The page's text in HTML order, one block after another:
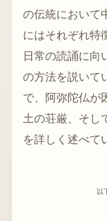
の伝統において
にはそれぞれ特
日常の読誦に向
の方法を説いて
で、阿弥陀仏が
土の荘厳、そし
を詳しく述べて
以